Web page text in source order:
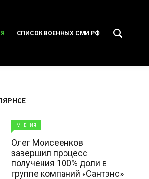
СПИСОК ВОЕННЫХ СМИ РФ
МНЕНИЯ
Олег Моисеенков
завершил процесс
получения 100% доли в
группе компаний «Сантэнс»